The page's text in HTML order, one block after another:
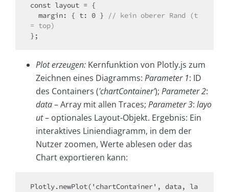
const layout = {
  margin: { t: 0 }
// kein oberer Rand (t
= top)
Plot erzeugen: Kernfunktion von Plotly.js zum
Zeichnen eines Diagramms: Parameter 1: ID
des Containers ('chartContainer'); Parameter 2:
data– Array mit allen Traces; Parameter 3: layo
ut– optionales Layout-Objekt. Ergebnis: Ein
interaktives Liniendiagramm, in dem der
Nutzer zoomen, Werte ablesen oder das
Chart exportieren kann:
Plotly.newPlot('chartContainer', data, la